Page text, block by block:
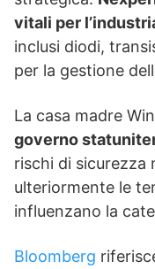
vitali per
inclusi diodi,
per la gestione
La casa madre
governo
rischi di sicurezza
ulteriormente le
influenzano la
Bloomberg